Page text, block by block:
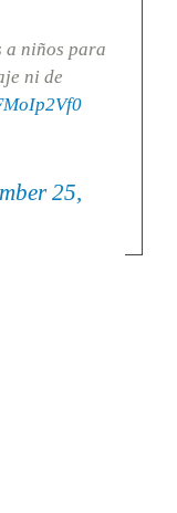
a niños para
ni de
25,